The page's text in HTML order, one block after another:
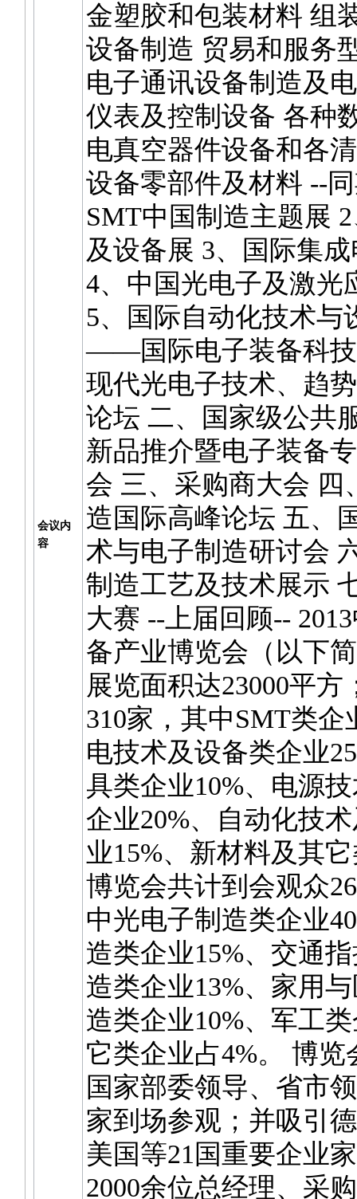
会议内
容
金塑胶和包装材料 组
设备制造 贸易和服务
电子通讯设备制造及
仪表及控制设备 各种
电真空器件设备和各
设备零部件及材料 --
SMT中国制造主题展
及设备展 3、国际集
4、中国光电子及激光
5、国际自动化技术与
——国际电子装备科
现代光电子技术、趋
论坛 二、国家级公共
新品推介暨电子装备
会 三、采购商大会 四
造国际高峰论坛 五、
术与电子制造研讨会
制造工艺及技术展示
大赛 --上届回顾--
备产业博览会（以下
展览面积达23000平方
310家，其中SMT类企
电技术及设备类企业
具类企业10%、电源
企业20%、自动化技
业15%、新材料及其
博览会共计到会观众
中光电子制造类企业
造类企业15%、交通
造类企业13%、家用
造类企业10%、军工
它类企业占4%。 博览
国家部委领导、省市
家到场参观；并吸引
美国等21国重要企业
2000余位总经理、采